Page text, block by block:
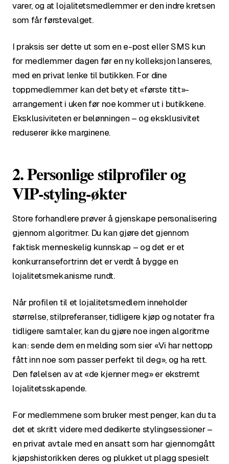
varer, og at lojalitetsmedlemmer er den indre kretsen
som får førstevalget.
I praksis ser dette ut som en e-post eller SMS kun
for medlemmer dagen før en ny kolleksjon lanseres,
med en privat lenke til butikken. For dine
toppmedlemmer kan det bety et «første titt»-
arrangement i uken før noe kommer ut i butikkene.
Eksklusiviteten er belønningen – og eksklusivitet
reduserer ikke marginene.
2. Personlige stilprofiler og
VIP-styling-økter
Store forhandlere prøver å gjenskape personalisering
gjennom algoritmer. Du kan gjøre det gjennom
faktisk menneskelig kunnskap – og det er et
konkurransefortrinn det er verdt å bygge en
lojalitetsmekanisme rundt.
Når profilen til et lojalitetsmedlem inneholder
størrelse, stilpreferanser, tidligere kjøp og notater fra
tidligere samtaler, kan du gjøre noe ingen algoritme
kan: sende dem en melding som sier «Vi har nettopp
fått inn noe som passer perfekt til deg», og ha rett.
Den følelsen av at «de kjenner meg» er ekstremt
lojalitetsskapende.
For medlemmene som bruker mest penger, kan du ta
det et skritt videre med dedikerte stylingsessioner –
en privat avtale med en ansatt som har gjennomgått
kjøpshistorikken deres og plukket ut plagg spesielt